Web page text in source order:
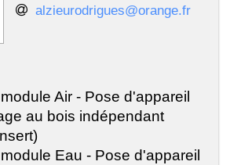
alzieurodrigues@orange.fr
Air - Pose d'appareil
au bois indépendant
Eau - Pose d'appareil